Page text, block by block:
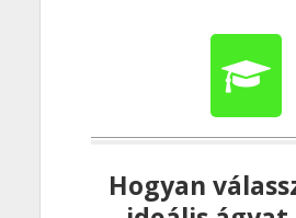
Hogyan